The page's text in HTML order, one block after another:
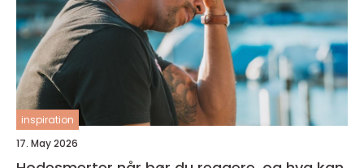
inspiration
17. May 2026